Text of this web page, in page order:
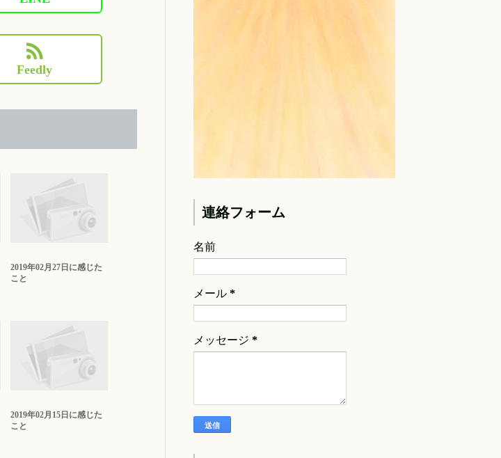
Feedly
2019年02月27日に感じた
こと
2019年02月15日に感じた
こと
連絡フォーム
名前
メール *
メッセージ *